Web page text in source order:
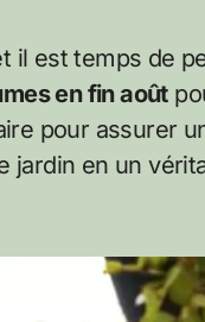
en fin août
pour assurer
jardin en un